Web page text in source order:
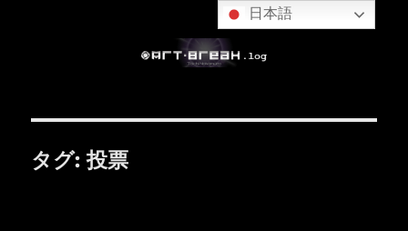
タグ:投票
日本語